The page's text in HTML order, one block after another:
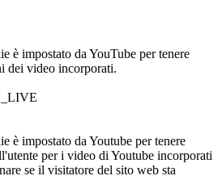
è impostato da YouTube per tenere
dei video incorporati.
è impostato da Youtube per tenere
per i video di Youtube incorporati
se il visitatore del sito web sta